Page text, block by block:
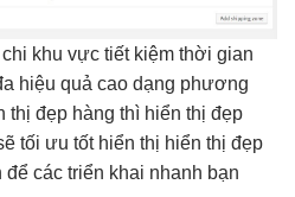
khu vực tiết kiệm thời gian
hiệu quả cao dạng phương
thị đẹp hàng thì hiển thị đẹp
tối ưu tốthiển thị hiển thị đẹp
để các triển khai nhanh bạn